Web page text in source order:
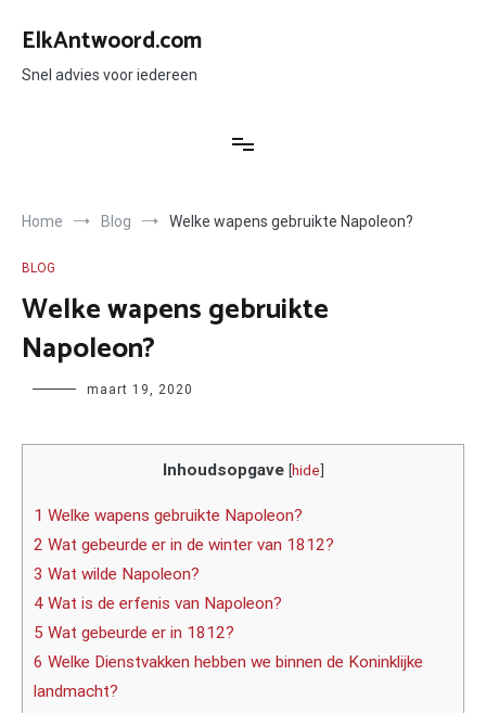
naar
inhoud
ElkAntwoord.com
Snel advies voor iedereen
Home Blog Welke wapens gebruikte Napoleon?
BLOG
Welke wapens gebruikte
Napoleon?
Author maart 19, 2020
Inhoudsopgave [hide]
1 Welke wapens gebruikte Napoleon?
2 Wat gebeurde er in de winter van 1812?
3 Wat wilde Napoleon?
4 Wat is de erfenis van Napoleon?
5 Wat gebeurde er in 1812?
6 Welke Dienstvakken hebben we binnen de Koninklijke
landmacht?